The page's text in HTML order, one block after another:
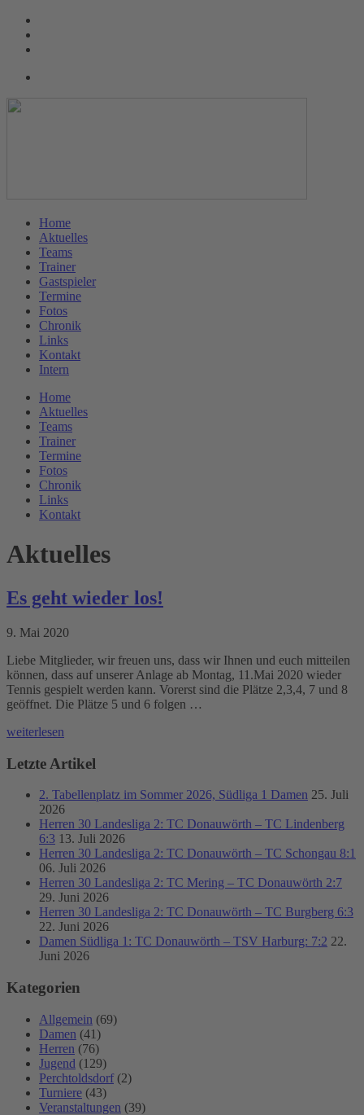
Home
Aktuelles
Teams
Trainer
Gastspieler
Termine
Fotos
Chronik
Links
Kontakt
Intern
Home
Aktuelles
Teams
Trainer
Termine
Fotos
Chronik
Links
Kontakt
Aktuelles
Es geht wieder los!
9. Mai 2020
Liebe Mitglieder, wir freuen uns, dass wir Ihnen und euch mitteilen
können, dass auf unserer Anlage ab Montag, 11.Mai 2020 wieder
Tennis gespielt werden kann. Vorerst sind die Plätze 2,3,4, 7 und 8
geöffnet. Die Plätze 5 und 6 folgen …
weiterlesen
Letzte Artikel
2. Tabellenplatz im Sommer 2026, Südliga 1 Damen 25. Juli
2026
Herren 30 Landesliga 2: TC Donauwörth – TC Lindenberg
6:3 13. Juli 2026
Herren 30 Landesliga 2: TC Donauwörth – TC Schongau 8:1
06. Juli 2026
Herren 30 Landesliga 2: TC Mering – TC Donauwörth 2:7
29. Juni 2026
Herren 30 Landesliga 2: TC Donauwörth – TC Burgberg 6:3
22. Juni 2026
Damen Südliga 1: TC Donauwörth – TSV Harburg: 7:2 22.
Juni 2026
Kategorien
Allgemein (69)
Damen (41)
Herren (76)
Jugend (129)
Perchtoldsdorf (2)
Turniere (43)
Veranstaltungen (39)